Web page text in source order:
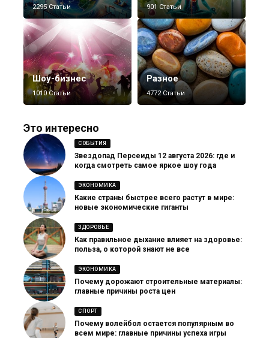
2295 Статьи 901 Статьи
Шоу-бизнес
1010 Статьи
Разное
4772 Статьи
Это интересно
СОБЫТИЯ
Звездопад Персеиды 12 августа 2026: где и
когда смотреть самое яркое шоу года
ЭКОНОМИКА
Какие страны быстрее всего растут в мире:
новые экономические гиганты
ЗДОРОВЬЕ
Как правильное дыхание влияет на здоровье:
польза, о которой знают не все
ЭКОНОМИКА
Почему дорожают строительные материалы:
главные причины роста цен
СПОРТ
Почему волейбол остается популярным во
всем мире: главные причины успеха игры